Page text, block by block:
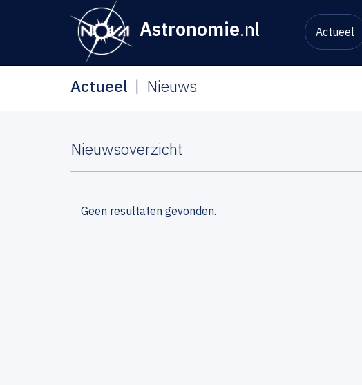
Astronomie.nl Actueel
Actueel Nieuws
Nieuwsoverzicht
Geen resultaten gevonden.